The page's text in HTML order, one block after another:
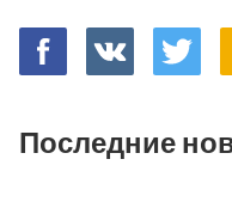
Последние